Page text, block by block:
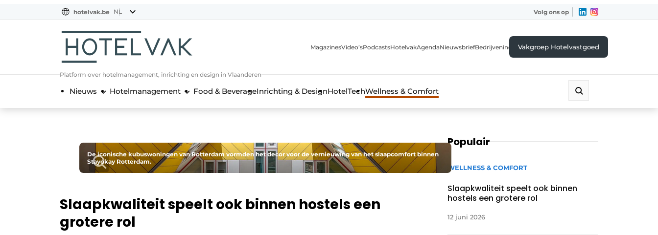
NL
EN
FR
hotelvak.be NL Volg ons op
Platform over hotelmanagement, inrichting en design in Vlaanderen
MagazinesVideo’sPodcastsHotelvakAgendaNieuwsbriefBedrijvenindexVakgroep Hotelvastgoed
Nieuws Hotelmanagement Food & BeverageInrichting & DesignHotelTechWellness & Comfort
De iconische kubuswoningen van Rotterdam vormden het decor voor de vernieuwing van het slaapcomfort binnen
Stayokay Rotterdam.
Slaapkwaliteit speelt ook binnen hostels een
grotere rol
Populair
WELLNESS & COMFORT
Slaapkwaliteit speelt ook binnen
hostels een grotere rol
12 juni 2026